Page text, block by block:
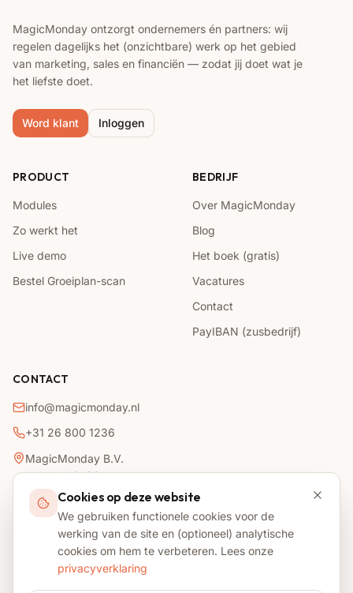
MagicMonday ontzorgt ondernemers én partners: wij
regelen dagelijks het (onzichtbare) werk op het gebied
van marketing, sales en financiën — zodat jij doet wat je
het liefste doet.
Word klant Inloggen
PRODUCT
Modules
Zo werkt het
Live demo
Bestel Groeiplan-scan
BEDRIJF
Over MagicMonday
Blog
Het boek (gratis)
Vacatures
Contact
PayIBAN (zusbedrijf)
CONTACT
info@magicmonday.nl
+31 26 800 1236
MagicMonday B.V.
Velperplein 23
6811 AH Arnhem
KVK 42090828
Cookies op deze website
We gebruiken functionele cookies voor de
werking van de site en (optioneel) analytische
cookies om hem te verbeteren. Lees onze
privacyverklaring